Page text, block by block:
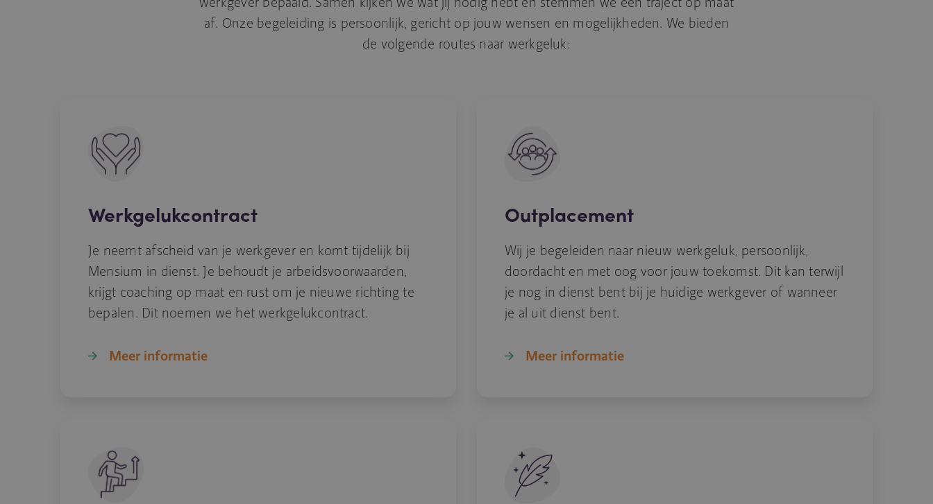
af. Onze begeleiding is persoonlijk, gericht op jouw wensen en mogelijkheden. We bieden
de volgende routes naar werkgeluk:
Werkgelukcontract
Je neemt afscheid van je werkgever en komt tijdelijk bij
Mensium in dienst. Je behoudt je arbeidsvoorwaarden,
krijgt coaching op maat en rust om je nieuwe richting te
bepalen. Dit noemen we het werkgelukcontract.
Meer informatie
Outplacement
Wij je begeleiden naar nieuw werkgeluk, persoonlijk,
doordacht en met oog voor jouw toekomst. Dit kan terwijl
je nog in dienst bent bij je huidige werkgever of wanneer
je al uit dienst bent.
Meer informatie